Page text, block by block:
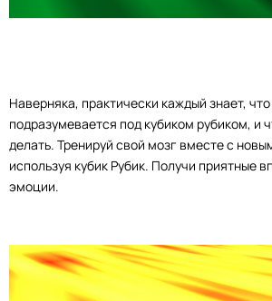
Наверняка, практически каждый знает,
подразумевается под кубиком рубиком, и
делать. Тренируй свой мозг вместе с
используя кубик Рубик. Получи приятные
эмоции.